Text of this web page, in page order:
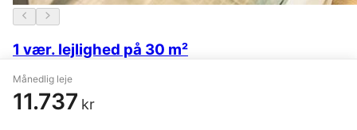
Månedlig leje
11.737 kr
1 vær. lejlighed på 30 m²
København NV
10.685 kr.I går